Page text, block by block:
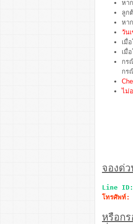
หา
ลูก
หา
วัน
เมื่
เมื่
กร
กร
ไม่
จองด่
Line ID:
โทรศัพท์:
หรือก